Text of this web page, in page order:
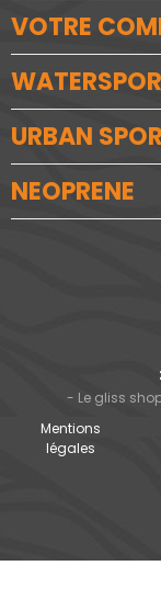
VOTRE
URBAN
NEOPRENE
- Le gliss
Mentions
légales